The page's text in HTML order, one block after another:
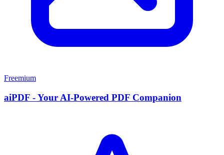
Freemium
aiPDF - Your AI-Powered PDF Companion